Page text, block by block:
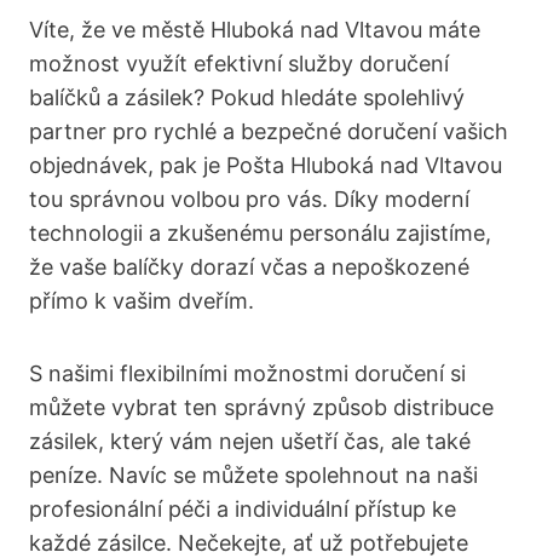
Víte, že ve městě Hluboká nad Vltavou máte
možnost využít efektivní služby doručení
balíčků a zásilek? Pokud hledáte spolehlivý
partner pro rychlé a bezpečné doručení vašich
objednávek, pak je Pošta Hluboká nad Vltavou
tou správnou volbou pro vás. Díky moderní
technologii a zkušenému personálu zajistíme,
že vaše balíčky dorazí včas a nepoškozené
přímo k vašim dveřím.
S našimi flexibilními možnostmi doručení si
můžete vybrat ten správný způsob distribuce
zásilek, který vám nejen ušetří čas, ale také
peníze. Navíc se můžete spolehnout na naši
profesionální péči a individuální přístup ke
každé zásilce. Nečekejte, ať už potřebujete